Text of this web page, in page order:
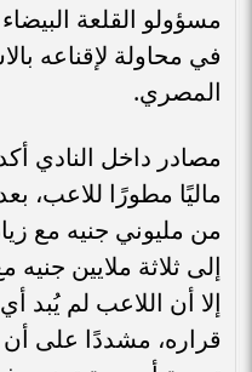
مسؤولو القلعة
في محاولة لإقناعه
المصري.
مصادر داخل النادي
ماليًا مطورًا للاعب،
من مليوني جنيه مع
إلى ثلاثة ملايين جنيه
إلا أن اللاعب لم يُبد
قراره، مشددًا على